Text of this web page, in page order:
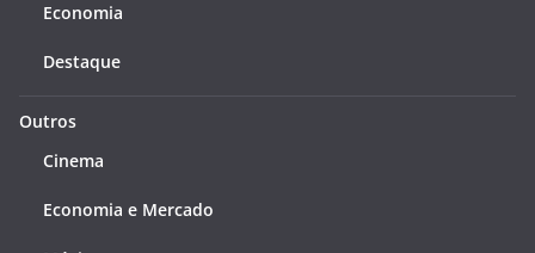
Economia
Destaque
Outros
Cinema
Economia e Mercado